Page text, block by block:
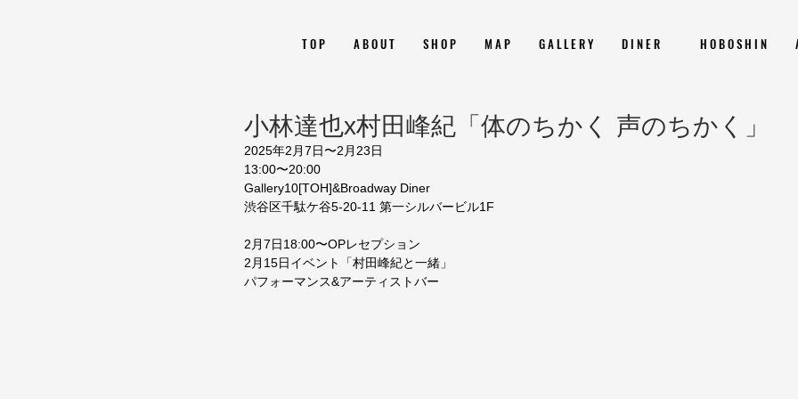
T O P A B O U T S H O P M A P G A L L E R Y D I N E R H O B O S H I N
小林達也x村田峰紀「体のちかく 声のちかく」
2025年2月7日〜2月23日
13:00〜20:00
Gallery10[TOH]&Broadway Diner
渋谷区千駄ケ谷5-20-11 第一シルバービル1F
2月7日18:00〜OPレセプション
2月15日イベント「村田峰紀と一緒」
パフォーマンス&アーティストバー